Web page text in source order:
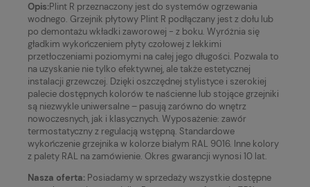
Opis:Plint R przeznaczony jest do systemów ogrzewania
wodnego. Grzejnik płytowy Plint R podłączany jest z dołu lub
po demontażu wkładki zaworowej - z boku. Wyróżnia się
gładkim wykończeniem płyty czołowej z lekkimi
przetłoczeniami poziomymi na całej jego długości. Pozwala to
na uzyskanie nie tylko efektywnej, ale także estetycznej
instalacji grzewczej. Dzięki oszczędnej stylistyce i szerokiej
palecie dostępnych kolorów te naścienne lub stojące grzejniki
są niezwykle uniwersalne – pasują zarówno do wnętrz
nowoczesnych, jak i klasycznych. Wyposażenie: zawór
termostatyczny z regulacją wstępną. Standardowe
wykończenie grzejnika w kolorze białym RAL 9016. Inne kolory
z palety RAL na zamówienie. Okres gwarancji wynosi 10 lat.
Nasza oferta: Posiadamy w sprzedaży wszystkie dostępne